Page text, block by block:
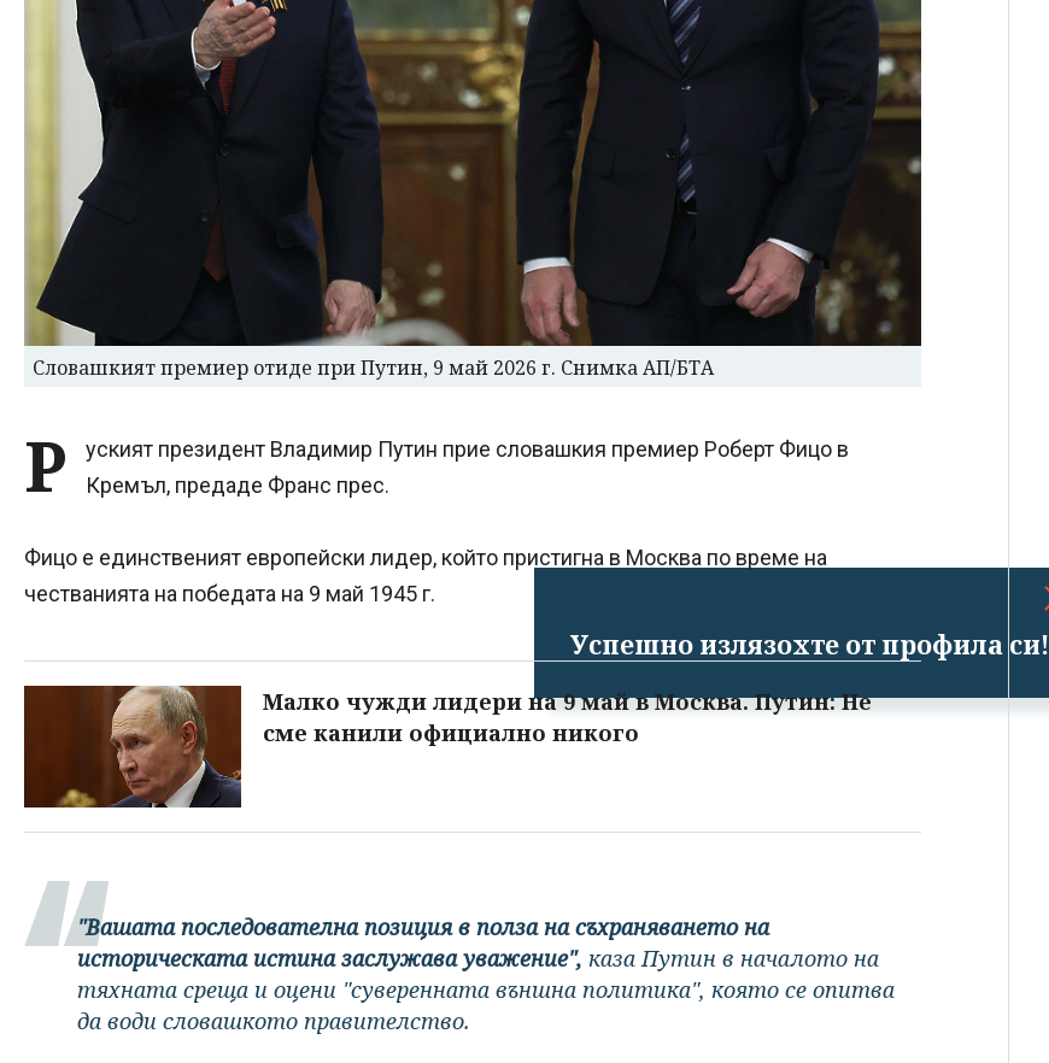
Успешно излязохте от профила си!
Словашкият премиер отиде при Путин, 9 май 2026 г. Снимка АП/БТА
Р
уският президент Владимир Путин прие словашкия премиер Роберт Фицо в
Кремъл, предаде Франс прес.
Фицо е единственият европейски лидер, който пристигна в Москва по време на
честванията на победата на 9 май 1945 г.
Малко чужди лидери на 9 май в Москва. Путин: Не
сме канили официално никого
"Вашата последователна позиция в полза на съхраняването на
историческата истина заслужава уважение", каза Путин в началото на
тяхната среща и оцени "суверенната външна политика", която се опитва
да води словашкото правителство.